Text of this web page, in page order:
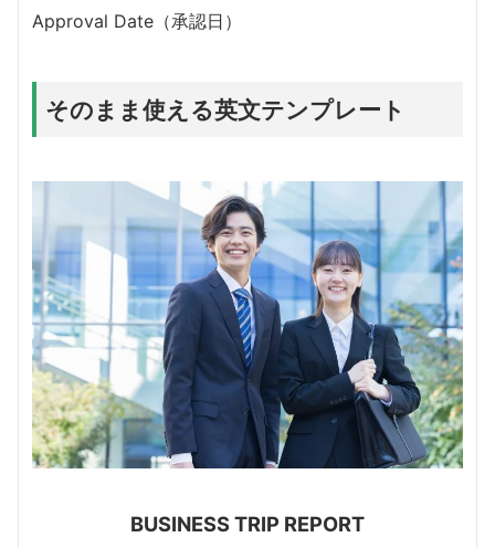
Approval Date（承認日）
そのまま使える英文テンプレート
BUSINESS TRIP REPORT